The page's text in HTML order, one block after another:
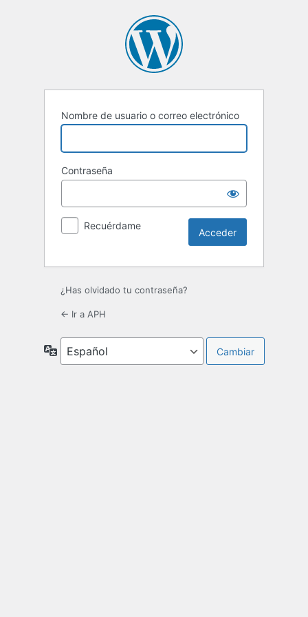
Nombre de usuario o correo electrónico
Contraseña
Recuérdame
¿Has olvidado tu contraseña?
← Ir a APH
Idioma